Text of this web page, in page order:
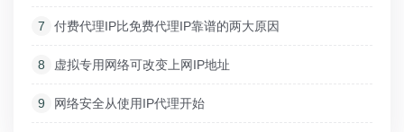
7 付费代理IP比免费代理IP靠谱的两大原因
8 虚拟专用网络可改变上网IP地址
9 网络安全从使用IP代理开始